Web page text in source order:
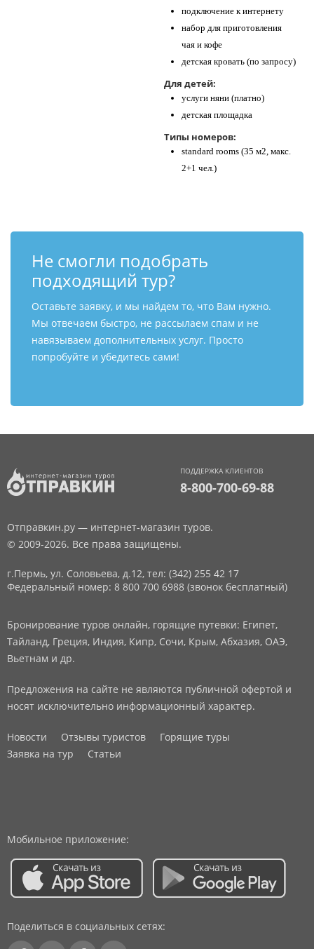
подключение к интернету
набор для приготовления
чая и кофе
детская кровать (по запросу)
Для детей:
услуги няни (платно)
детская площадка
Типы номеров:
standard rooms (35 м2, макс.
2+1 чел.)
Не смогли подобрать
подходящий тур?
Оставьте заявку, и мы найдем то, что Вам нужно.
Мы отвечаем быстро, не рассылаем спам и не
навязываем дополнительных услуг. Просто
попробуйте и убедитесь сами!
ПОДДЕРЖКА КЛИЕНТОВ
8-800-700-69-88
Отправкин.ру — интернет-магазин туров.
© 2009-2026. Все права защищены.
г.Пермь, ул. Соловьева, д.12, тел: (342) 255 42 17
Федеральный номер: 8 800 700 6988 (звонок бесплатный)
Бронирование туров онлайн, горящие путевки: Египет,
Тайланд, Греция, Индия, Кипр, Сочи, Крым, Абхазия, ОАЭ,
Вьетнам и др.
Предложения на сайте не являются публичной офертой и
носят исключительно информационный характер.
Новости Отзывы туристов
Горящие туры
Заявка на тур
Статьи
Мобильное приложение:
Поделиться в социальных сетях: